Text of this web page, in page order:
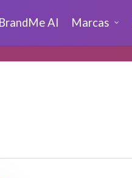
BrandMe AI Marcas